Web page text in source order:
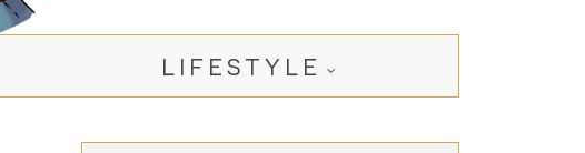
LIFESTYLE